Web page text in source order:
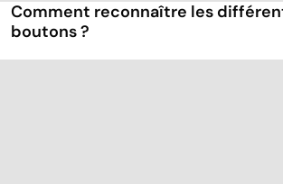
Comment reconnaître les
boutons ?